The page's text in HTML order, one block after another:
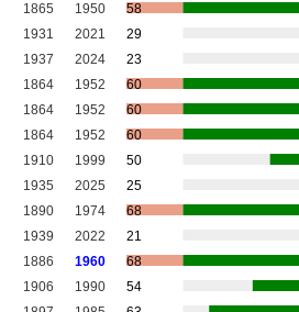
1865 1950
58
1931 2021
29
1937 2024
23
1864 1952
60
1864 1952
60
1864 1952
60
1910 1999
50
1935 2025
25
1890 1974
68
1939 2022
21
1886 1960
68
1906 1990
54